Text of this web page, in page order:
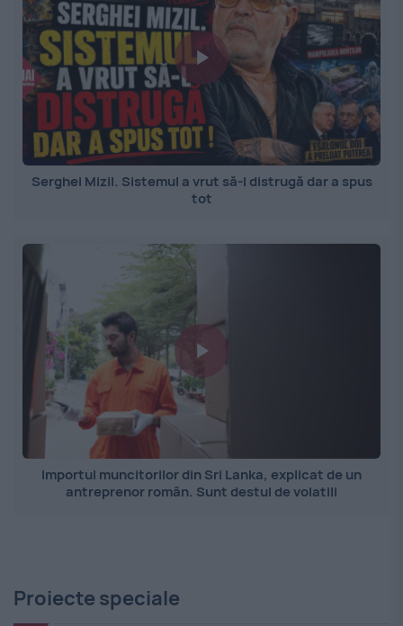
Serghei Mizil. Sistemul a vrut să-l distrugă dar a spus
tot
Importul muncitorilor din Sri Lanka, explicat de un
antreprenor român. Sunt destul de volatili
Proiecte speciale